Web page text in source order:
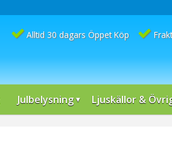
Alltid 30 dagars Öppet Köp
Julbelysning Ljuskällor &